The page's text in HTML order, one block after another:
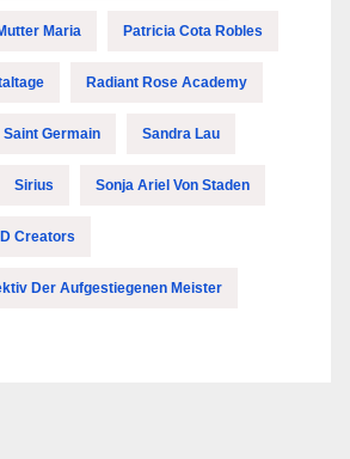
Maria Patricia Cota Robles
Radiant Rose Academy
Saint Germain Sandra Lau
Sirius Sonja Ariel Von Staden
Creators
Der Aufgestiegenen Meister